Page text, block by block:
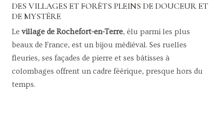
DES VILLAGES ET FORÊTS PLEINS DE DOUCEUR ET
DE MYSTÈRE
Le village de Rochefort-en-Terre, élu parmi les plus
beaux de France, est un bijou médiéval. Ses ruelles
fleuries, ses façades de pierre et ses bâtisses à
colombages offrent un cadre féérique, presque hors du
temps.